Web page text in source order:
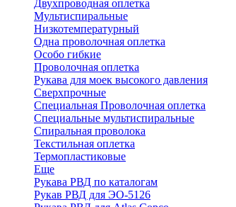
Двухпроводная оплетка
Мультиспиральные
Низкотемпературный
Одна проволочная оплетка
Особо гибкие
Проволочная оплетка
Рукава для моек высокого давления
Сверхпрочные
Специальная Проволочная оплетка
Специальные мультиспиральные
Спиральная проволока
Текстильная оплетка
Термопластиковые
Еще
Рукава РВД по каталогам
Рукав РВД для ЭО-5126